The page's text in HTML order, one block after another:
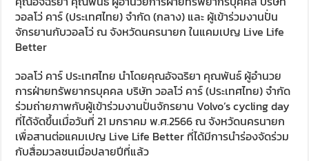
วอลโว่ คาร์ (ประเทศไทย) จำกัด (กลาง) และ ผู้เข้าร่วมงานปั่น
จักรยานกับวอลโว่ ณ จังหวัดนครนายก ในแคมเปญ Live Life
Better
วอลโว่ คาร์ ประเทศไทย นำโดยคุณอัจฉริยา คุณพันธ์ ผู้อำนวย
การฝ่ายทรัพยากรบุคคล บริษัท วอลโว่ คาร์ (ประเทศไทย) จำกัด
ร่วมถ่ายภาพกับผู้เข้าร่วมงานปั่นจักรยาน Volvo’s cycling day
ที่ได้จัดขึ้นเมื่อวันที่ 21 มกราคม พ.ศ.2566 ณ จังหวัดนครนายก
เพื่อสานต่อแคมเปญ Live Life Better ที่ได้มีการนำร่องจัดร่วม
กับสื่อมวลชนเมื่อปลายปีที่แล้ว